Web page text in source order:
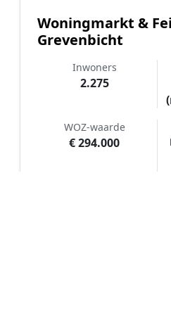
Woningmarkt &
Grevenbicht
Inwoners
2.275
WOZ-waarde
€ 294.000